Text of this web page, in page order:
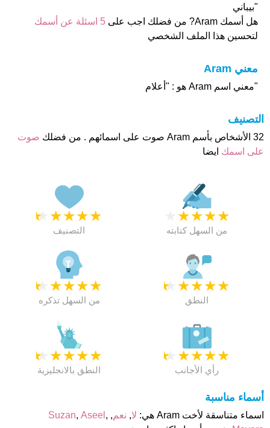
"بيباني
هل أسمك Aram? من فضلك اجب على
5 اسئلة عن أسمك
لتحسين هذا الملف الشخصي
معني Aram
"معني اسم Aram هو : "أعلام
التصنيف
32 الأشخاص بأسم Aram صوت على اسمائهم . من فضلك
صوت
على اسمك ايضا
★
★
★
★
★
التصنيف
★
★
★
★
من السهل كتابته
★
★
★
★
★
من السهل تذكره
★
★
★
★
★
النطق
★
★
★
★
★
النطق بالانجليزية
★
★
★
★
★
رأي الأجانب
أسماء مناسبة
اسماء متناسقة لأخت Aram هي: لا, نعم,
Suzan, Aseel ,